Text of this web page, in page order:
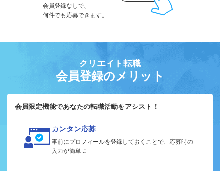
会員登録なしで、
何件でも応募できます。
クリエイト転職
会員登録のメリット
会員限定機能であなたの転職活動をアシスト！
カンタン応募
事前にプロフィールを登録しておくことで、応募時の
入力が簡単に